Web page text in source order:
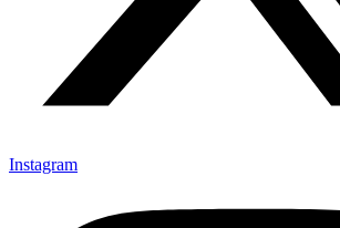
Instagram